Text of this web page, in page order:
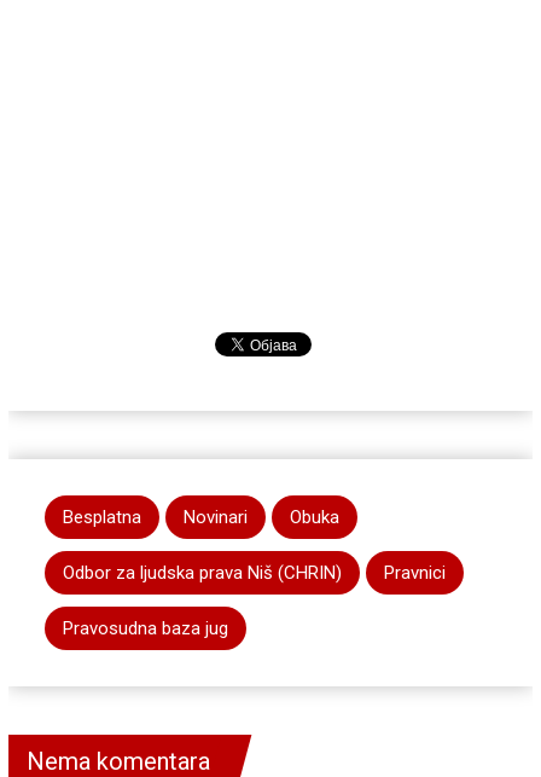
Besplatna Novinari Obuka
Odbor za ljudska prava Niš (CHRIN) Pravnici
Pravosudna baza jug
Nema komentara